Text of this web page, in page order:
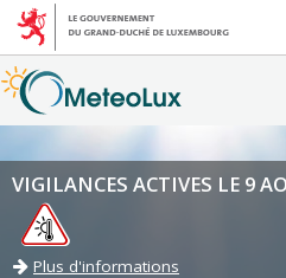
VIGILANCES ACTIVES LE 9
Plus d'informations